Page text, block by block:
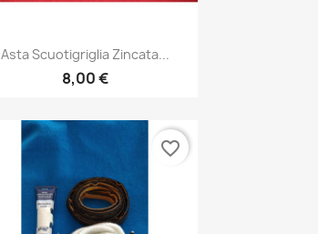
Anteprima
Asta Scuotigriglia Zincata...
8,00 €
favorite_border